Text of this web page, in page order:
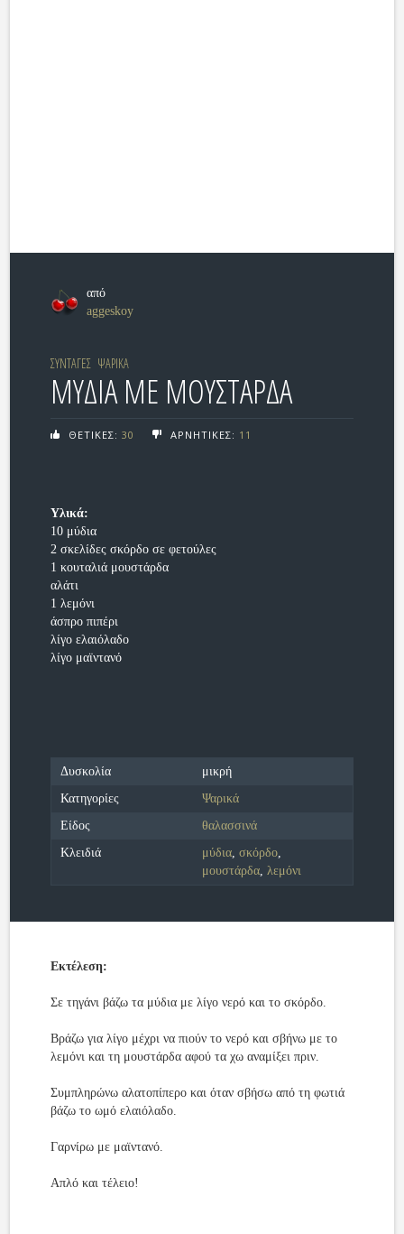
από
aggeskoy
ΣΥΝΤΑΓΕΣ ΨΑΡΙΚΑ
ΜΥΔΙΑ ΜΕ ΜΟΥΣΤΑΡΔΑ
ΘΕΤΙΚΕΣ: 30 ΑΡΝΗΤΙΚΕΣ: 11
Υλικά:
10 μύδια
2 σκελίδες σκόρδο σε φετούλες
1 κουταλιά μουστάρδα
αλάτι
1 λεμόνι
άσπρο πιπέρι
λίγο ελαιόλαδο
λίγο μαϊντανό
Δυσκολία
μικρή
Κατηγορίες
Ψαρικά
Είδος
θαλασσινά
Κλειδιά
μύδια, σκόρδο,
μουστάρδα, λεμόνι
Εκτέλεση:
Σε τηγάνι βάζω τα μύδια με λίγο νερό και το σκόρδο.
Βράζω για λίγο μέχρι να πιούν το νερό και σβήνω με το
λεμόνι και τη μουστάρδα αφού τα χω αναμίξει πριν.
Συμπληρώνω αλατοπίπερο και όταν σβήσω από τη φωτιά
βάζω το ωμό ελαιόλαδο.
Γαρνίρω με μαϊντανό.
Απλό και τέλειο!